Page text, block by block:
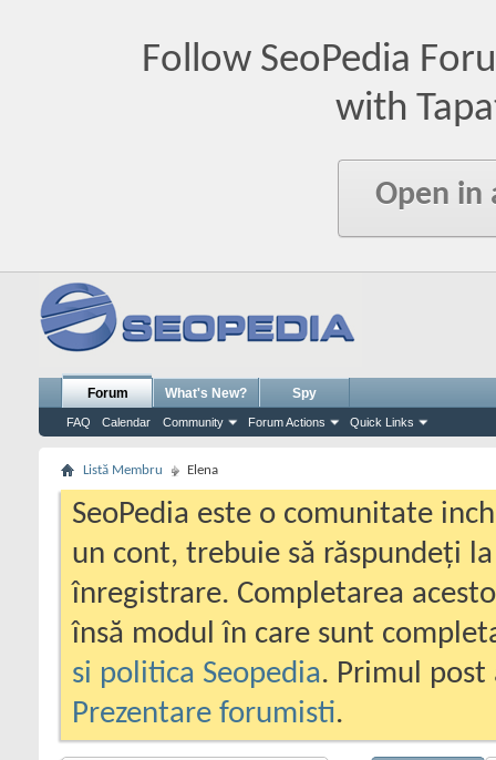
Follow SeoPedia
with
Open in
Forum
FAQ Calendar Community Forum Actions Quick Links
What's New? Spy
Listă Membru Elena
SeoPedia este o comunitate
un cont, trebuie să răspundeți
înregistrare. Completarea
însă modul în care sunt
si politica Seopedia. Primul
Prezentare forumisti.